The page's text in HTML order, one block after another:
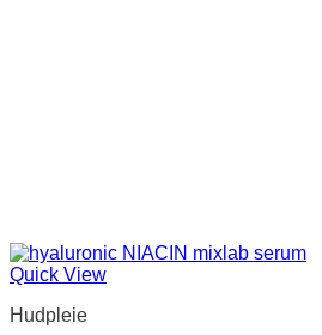
Quick View
Hudpleie